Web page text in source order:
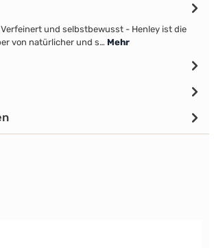
und selbstbewusst - Henley ist die
von natürlicher und s… Mehr